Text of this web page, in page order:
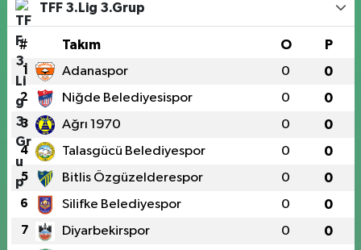
TFF 3.Lig 3.Grup
# Takım O P
1 Adanaspor 0 0
2 Niğde Belediyesispor 0 0
3 Ağrı 1970 0 0
4 Talasgücü Belediyespor 0 0
5 Bitlis Özgüzelderespor 0 0
6 Silifke Belediyespor 0 0
7 Diyarbekirspor 0 0